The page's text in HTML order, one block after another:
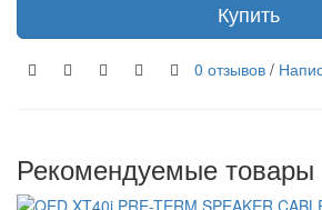
Купить
0 отзывов /
Рекомендуемые товары